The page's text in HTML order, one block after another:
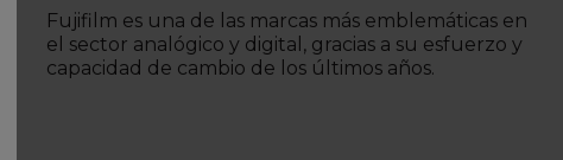
Fujifilm es una de las marcas más emblemáticas en
el sector analógico y digital, gracias a su esfuerzo y
capacidad de cambio de los últimos años.